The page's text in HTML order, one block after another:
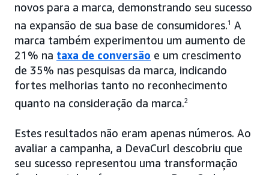
novos para a marca, demonstrando seu sucesso
na expansão de sua base de consumidores.1 A
marca também experimentou um aumento de
21% na taxa de conversão e um crescimento
de 35% nas pesquisas da marca, indicando
fortes melhorias tanto no reconhecimento
quanto na consideração da marca.2
Estes resultados não eram apenas números. Ao
avaliar a campanha, a DevaCurl descobriu que
seu sucesso representou uma transformação